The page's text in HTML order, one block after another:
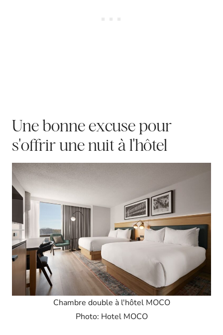
Une bonne excuse pour
s'offrir une nuit à l'hôtel
Chambre double à l'hôtel MOCO
Photo: Hotel MOCO